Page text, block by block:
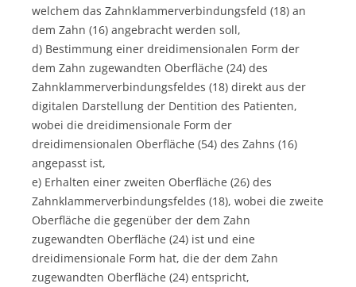
welchem das Zahnklammerverbindungsfeld (18) an
dem Zahn (16) angebracht werden soll,
d) Bestimmung einer dreidimensionalen Form der
dem Zahn zugewandten Oberfläche (24) des
Zahnklammerverbindungsfeldes (18) direkt aus der
digitalen Darstellung der Dentition des Patienten,
wobei die dreidimensionale Form der
dreidimensionalen Oberfläche (54) des Zahns (16)
angepasst ist,
e) Erhalten einer zweiten Oberfläche (26) des
Zahnklammerverbindungsfeldes (18), wobei die zweite
Oberfläche die gegenüber der dem Zahn
zugewandten Oberfläche (24) ist und eine
dreidimensionale Form hat, die der dem Zahn
zugewandten Oberfläche (24) entspricht,